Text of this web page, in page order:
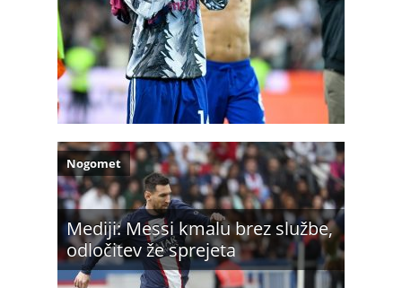
Mediji: Messi kmalu brez službe,
odločitev že sprejeta
Nogomet